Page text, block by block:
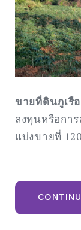
ขายที่ดินภูเรื
ลงทุนหรือกา
แบ่งขายที่